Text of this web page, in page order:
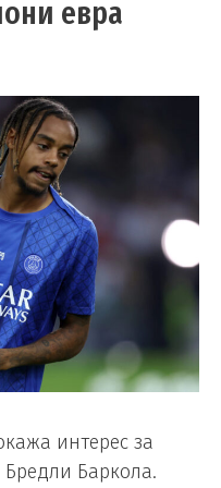
евра
интерес за
Баркола.